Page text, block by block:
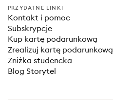
PRZYDATNE LINKI
Kontakt i pomoc
Subskrypcje
Kup kartę podarunkową
Zrealizuj kartę podarunkową
Zniżka studencka
Blog Storytel